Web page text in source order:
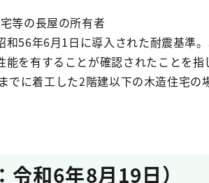
等の長屋の所有者
和56年6月1日に導入された耐震基準
を有することが確認されたことを指
に着工した2階建以下の木造住宅の
和6年8月19日）